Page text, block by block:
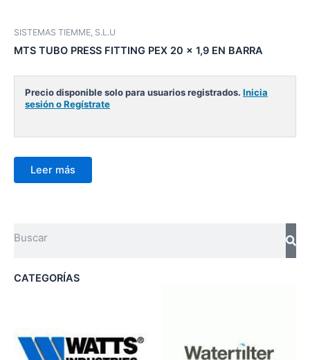
SISTEMAS TIEMME, S.L.U
MTS TUBO PRESS FITTING PEX 20 x 1,9 EN BARRA
Precio disponible solo para usuarios registrados. Inicia
sesión o Regístrate
Leer más
CATEGORÍAS